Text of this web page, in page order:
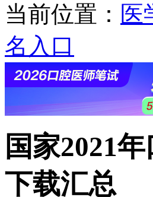
当前位置： 医
名入口
国家2021
下载汇总